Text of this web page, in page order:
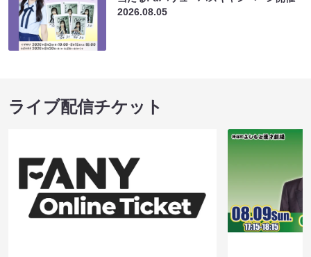
2026.08.05
ライブ配信チケット